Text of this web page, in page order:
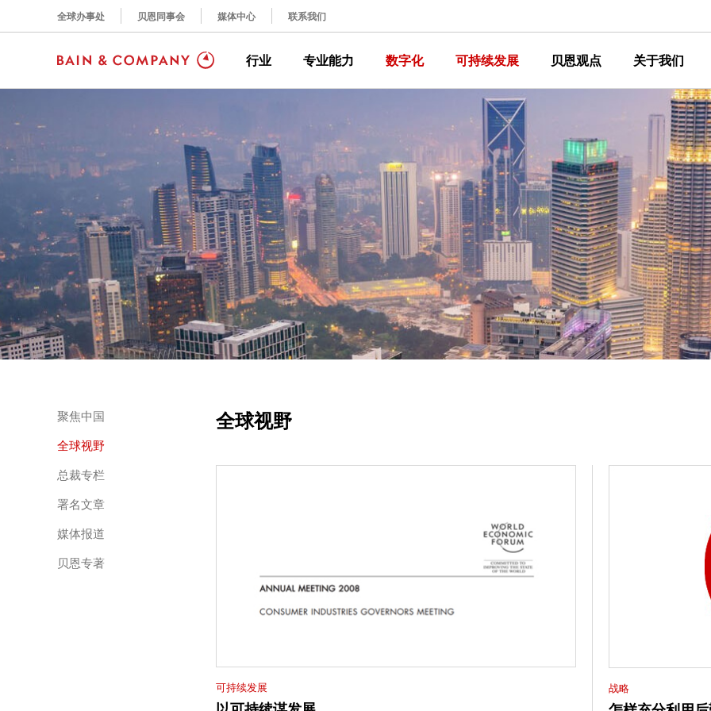
全球办事处 贝恩同事会 媒体中心 联系我们
行业 专业能力 数字化 可持续发展 贝恩观点 关于我们
聚焦中国
全球视野
总裁专栏
署名文章
媒体报道
贝恩专著
全球视野
可持续发展 战略